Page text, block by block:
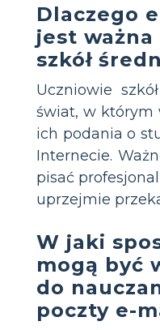
Dlaczego
jest
szkół
Uczniowie
świat, w którym
ich podania o
Internecie.
pisać
uprzejmie
W jaki
mogą być
do
poczty e-